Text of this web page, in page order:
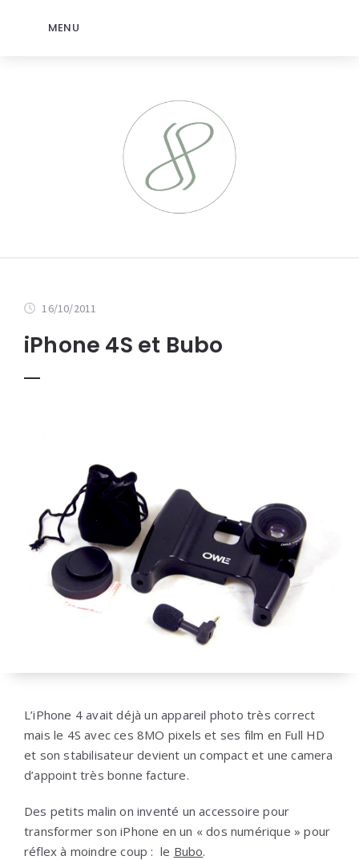
MENU
16/10/2011
iPhone 4S et Bubo
L’iPhone 4 avait déjà un appareil photo très correct
mais le 4S avec ces 8MO pixels et ses film en Full HD
et son stabilisateur devient un compact et une camera
d’appoint très bonne facture.
Des petits malin on inventé un accessoire pour
transformer son iPhone en un « dos numérique » pour
réflex à moindre coup : le Bubo.